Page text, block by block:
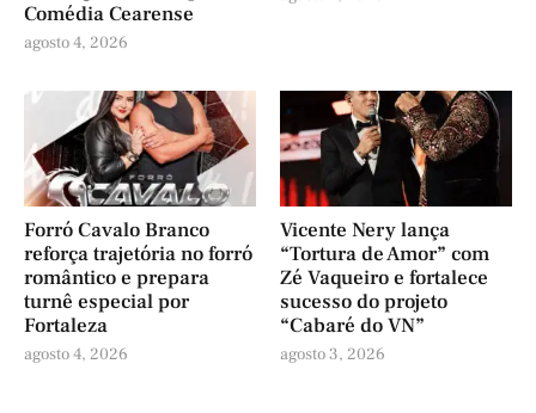
Comédia Cearense
agosto 4, 2026
Forró Cavalo Branco
reforça trajetória no forró
romântico e prepara
turnê especial por
Fortaleza
agosto 4, 2026
Vicente Nery lança
“Tortura de Amor” com
Zé Vaqueiro e fortalece
sucesso do projeto
“Cabaré do VN”
agosto 3, 2026